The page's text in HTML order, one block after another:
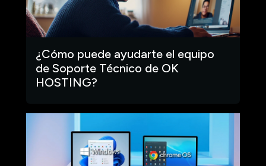
¿Cómo puede ayudarte el equipo
de Soporte Técnico de OK
HOSTING?